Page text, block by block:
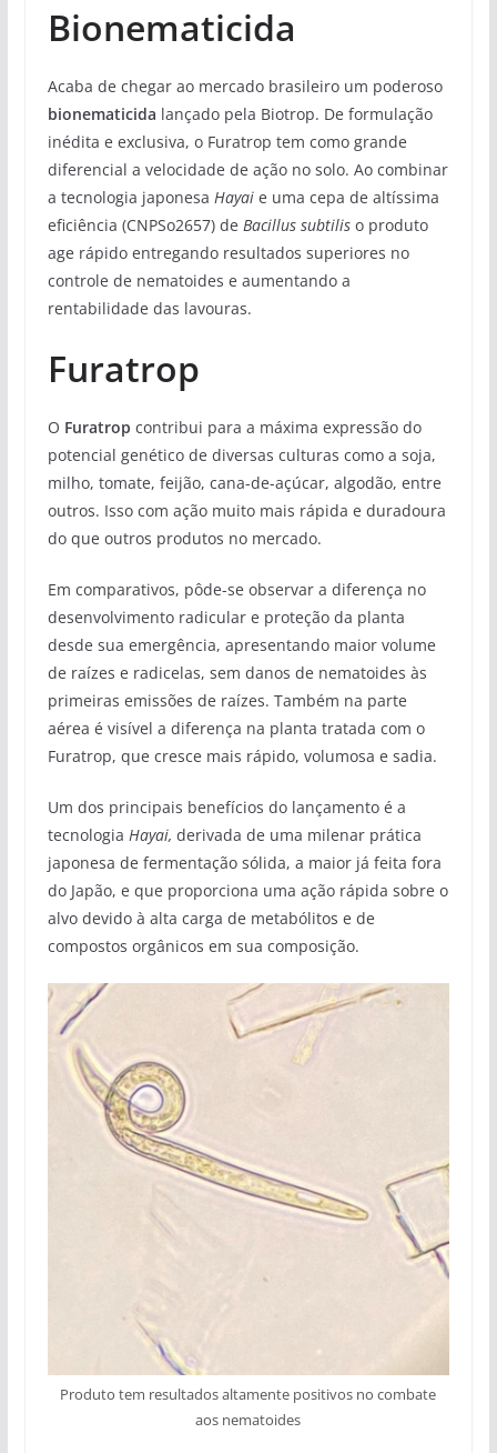
Bionematicida
Acaba de chegar ao mercado brasileiro um poderoso
bionematicida lançado pela Biotrop. De formulação
inédita e exclusiva, o Furatrop tem como grande
diferencial a velocidade de ação no solo. Ao combinar
a tecnologia japonesa Hayaie uma cepa de altíssima
eficiência (CNPSo2657) de Bacillus subtiliso produto
age rápido entregando resultados superiores no
controle de nematoides e aumentando a
rentabilidade das lavouras.
Furatrop
O Furatrop contribui para a máxima expressão do
potencial genético de diversas culturas como a soja,
milho, tomate, feijão, cana-de-açúcar, algodão, entre
outros. Isso com ação muito mais rápida e duradoura
do que outros produtos no mercado.
Em comparativos, pôde-se observar a diferença no
desenvolvimento radicular e proteção da planta
desde sua emergência, apresentando maior volume
de raízes e radicelas, sem danos de nematoides às
primeiras emissões de raízes. Também na parte
aérea é visível a diferença na planta tratada com o
Furatrop, que cresce mais rápido, volumosa e sadia.
Um dos principais benefícios do lançamento é a
tecnologia Hayai, derivada de uma milenar prática
japonesa de fermentação sólida, a maior já feita fora
do Japão, e que proporciona uma ação rápida sobre o
alvo devido à alta carga de metabólitos e de
compostos orgânicos em sua composição.
Produto tem resultados altamente positivos no combate
aos nematoides